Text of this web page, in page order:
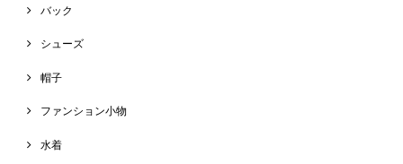
バック
シューズ
帽子
ファンション小物
水着